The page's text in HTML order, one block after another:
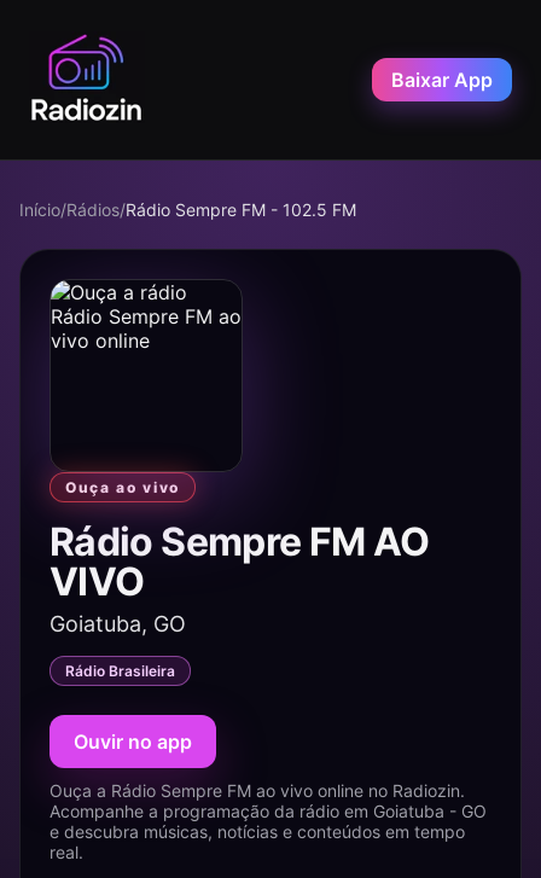
Baixar App
Início/Rádios/Rádio Sempre FM - 102.5 FM
Ouça ao vivo
Rádio Sempre FM AO
VIVO
Goiatuba, GO
Rádio Brasileira
Ouvir no app
Ouça a Rádio Sempre FM ao vivo online no Radiozin.
Acompanhe a programação da rádio em Goiatuba - GO
e descubra músicas, notícias e conteúdos em tempo
real.